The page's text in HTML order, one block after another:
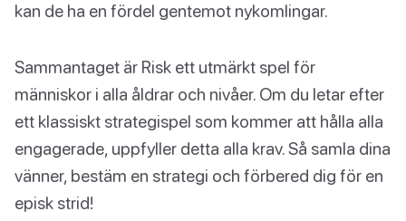
kan de ha en fördel gentemot nykomlingar.
Sammantaget är Risk ett utmärkt spel för
människor i alla åldrar och nivåer. Om du letar efter
ett klassiskt strategispel som kommer att hålla alla
engagerade, uppfyller detta alla krav. Så samla dina
vänner, bestäm en strategi och förbered dig för en
episk strid!